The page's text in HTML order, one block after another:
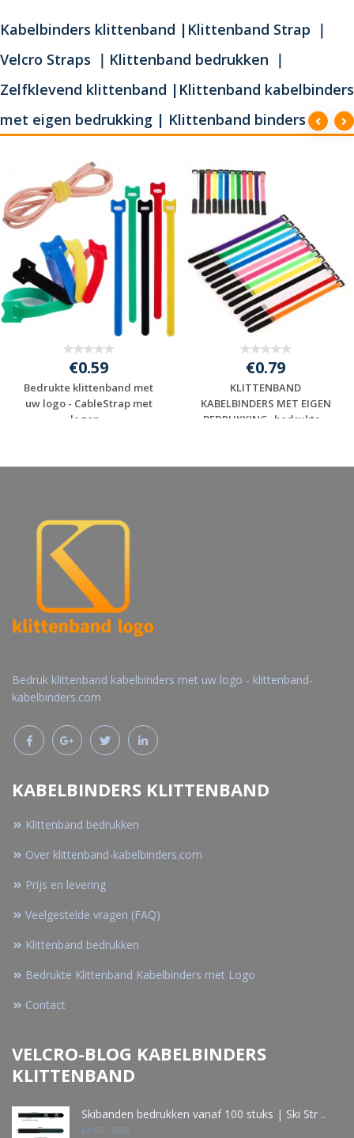
Kabelbinders klittenband |Klittenband Strap ｜
Velcro Straps ｜Klittenband bedrukken ｜
Zelfklevend klittenband |Klittenband kabelbinders
met eigen bedrukking | Klittenband binders
€0.59
Bedrukte klittenband met
uw logo - CableStrap met
logop...
€0.79
KLITTENBAND
KABELBINDERS MET EIGEN
BEDRUKKING -bedrukte...
Bedruk klittenband kabelbinders met uw logo - klittenband-
kabelbinders.com
KABELBINDERS KLITTENBAND
Klittenband bedrukken
Over klittenband-kabelbinders.com
Prijs en levering
Veelgestelde vragen (FAQ)
Klittenband bedrukken
Bedrukte Klittenband Kabelbinders met Logo
Contact
VELCRO-BLOG KABELBINDERS
KLITTENBAND
Skibanden bedrukken vanaf 100 stuks | Ski Str ..
Jul 05 - 2026